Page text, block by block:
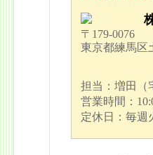
〒179-0076
東京都練馬区
担当：増田（
営業時間：
定休日：毎週